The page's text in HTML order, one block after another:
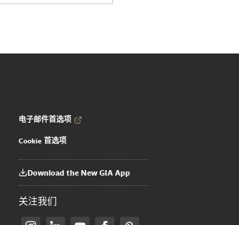
电子邮件首选项
Cookie 首选项
Download the New GIA App
关注我们